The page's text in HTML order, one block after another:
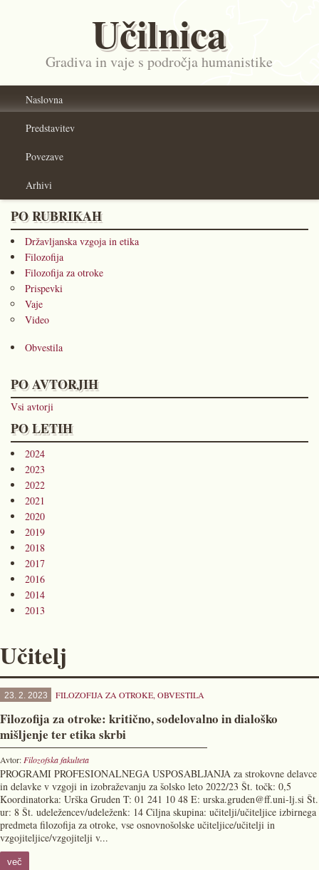
Učilnica
Gradiva in vaje s področja humanistike
Naslovna
Predstavitev
Povezave
Arhivi
PO RUBRIKAH
Državljanska vzgoja in etika
Filozofija
Filozofija za otroke
Prispevki
Vaje
Video
Obvestila
PO AVTORJIH
Vsi avtorji
PO LETIH
2024
2023
2022
2021
2020
2019
2018
2017
2016
2014
2013
Učitelj
23. 2. 2023 FILOZOFIJA ZA OTROKE, OBVESTILA
Filozofija za otroke: kritično, sodelovalno in dialoško
mišljenje ter etika skrbi
Avtor: Filozofska fakulteta
PROGRAMI PROFESIONALNEGA USPOSABLJANJA za strokovne delavce
in delavke v vzgoji in izobraževanju za šolsko leto 2022/23 Št. točk: 0,5
Koordinatorka: Urška Gruden T: 01 241 10 48 E: urska.gruden@ff.uni-lj.si Št.
ur: 8 Št. udeležencev/udeleženk: 14 Ciljna skupina: učitelji/učiteljice izbirnega
predmeta filozofija za otroke, vse osnovnošolske učiteljice/učitelji in
vzgojiteljice/vzgojitelji v...
več